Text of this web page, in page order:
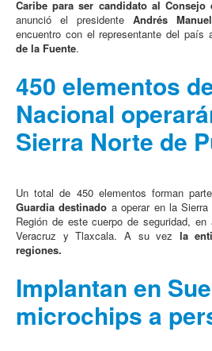
Caribe para ser candidato al Consejo
anunció el presidente Andrés
encuentro con el representante del
de la Fuente.
450 elementos
Nacional
Sierra Norte de
Un total de 450 elementos forman
Guardia destinado a operar en la
Región de este cuerpo de seguridad,
Veracruz y Tlaxcala. A su vez la
regiones.
Implantan en
microchips a